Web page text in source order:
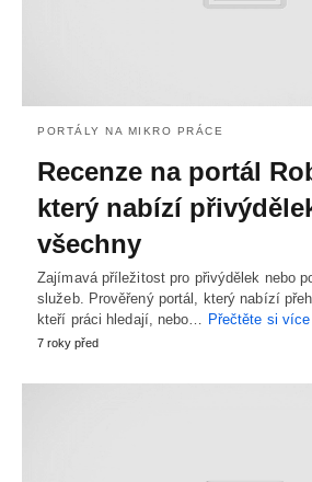
PORTÁLY NA MIKRO PRÁCE
Recenze na portál
který nabízí
všechny
Zajímavá příležitost pro přivýdělek nebo
služeb. Prověřený portál, který nabízí
kteří práci hledají, nebo… Přečtěte si více
7 roky před